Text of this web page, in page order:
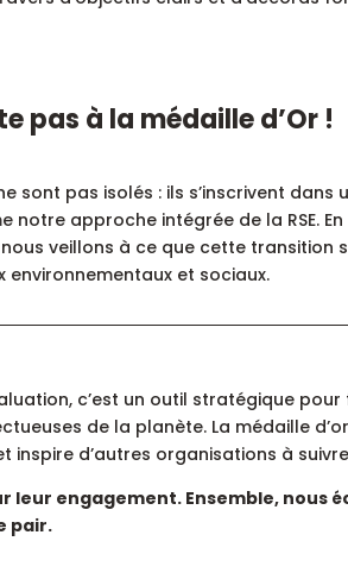
pas à la médaille d’Or !
sont pas isolés : ils s’inscrivent
notre approche intégrée de la RSE.
veillons à ce que cette transition
et sociaux.
c’est un outil stratégique
de la planète. La médaille
inspire d’autres organisations à
leur engagement. Ensemble, nous
pair.